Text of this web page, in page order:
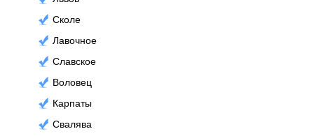
Сколе
Лавочное
Славское
Воловец
Карпаты
Свалява